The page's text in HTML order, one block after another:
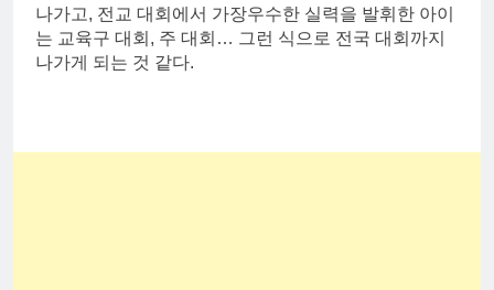
나가고, 전교 대회에서 가장우수한 실력을 발휘한 아이
는 교육구 대회, 주 대회… 그런 식으로 전국 대회까지
나가게 되는 것 같다.